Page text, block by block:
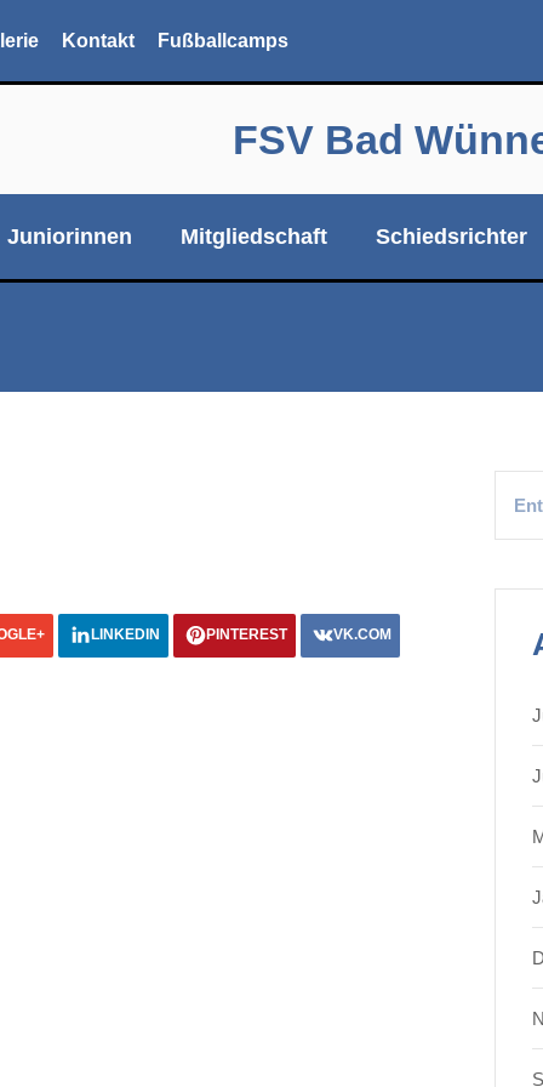
Kontakt Fußballcamps
FSV Bad
Juniorinnen Mitgliedschaft Schiedsrichter
LINKEDIN PINTEREST VK.COM